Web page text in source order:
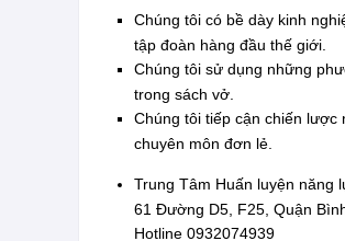
Chúng tôi có bề dày kinh
tập đoàn hàng đầu thế giới.
Chúng tôi sử dụng những
trong sách vở.
Chúng tôi tiếp cận chiến lược
chuyên môn đơn lẻ.
Trung Tâm Huấn luyện năng
61 Đường D5, F25, Quận
Hotline 0932074939